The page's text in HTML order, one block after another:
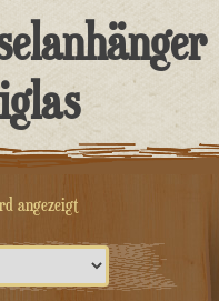
angezeigt